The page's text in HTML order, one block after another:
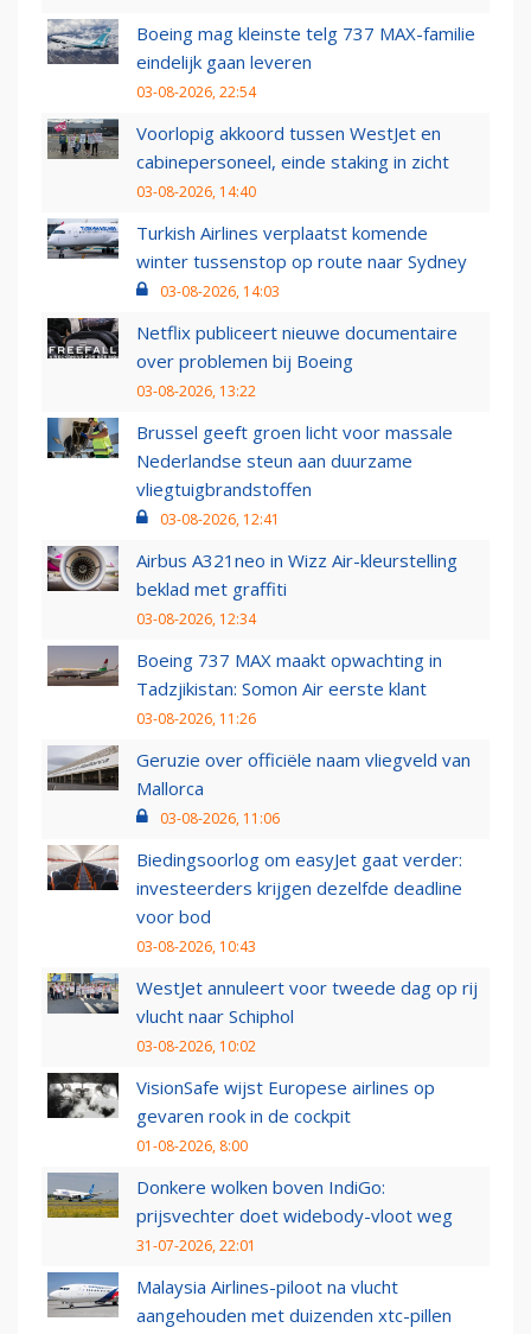
Boeing mag kleinste telg 737 MAX-familie
eindelijk gaan leveren
03-08-2026, 22:54
Voorlopig akkoord tussen WestJet en
cabinepersoneel, einde staking in zicht
03-08-2026, 14:40
Turkish Airlines verplaatst komende
winter tussenstop op route naar Sydney
03-08-2026, 14:03
Netflix publiceert nieuwe documentaire
over problemen bij Boeing
03-08-2026, 13:22
Brussel geeft groen licht voor massale
Nederlandse steun aan duurzame
vliegtuigbrandstoffen
03-08-2026, 12:41
Airbus A321neo in Wizz Air-kleurstelling
beklad met graffiti
03-08-2026, 12:34
Boeing 737 MAX maakt opwachting in
Tadzjikistan: Somon Air eerste klant
03-08-2026, 11:26
Geruzie over officiële naam vliegveld van
Mallorca
03-08-2026, 11:06
Biedingsoorlog om easyJet gaat verder:
investeerders krijgen dezelfde deadline
voor bod
03-08-2026, 10:43
WestJet annuleert voor tweede dag op rij
vlucht naar Schiphol
03-08-2026, 10:02
VisionSafe wijst Europese airlines op
gevaren rook in de cockpit
01-08-2026, 8:00
Donkere wolken boven IndiGo:
prijsvechter doet widebody-vloot weg
31-07-2026, 22:01
Malaysia Airlines-piloot na vlucht
aangehouden met duizenden xtc-pillen